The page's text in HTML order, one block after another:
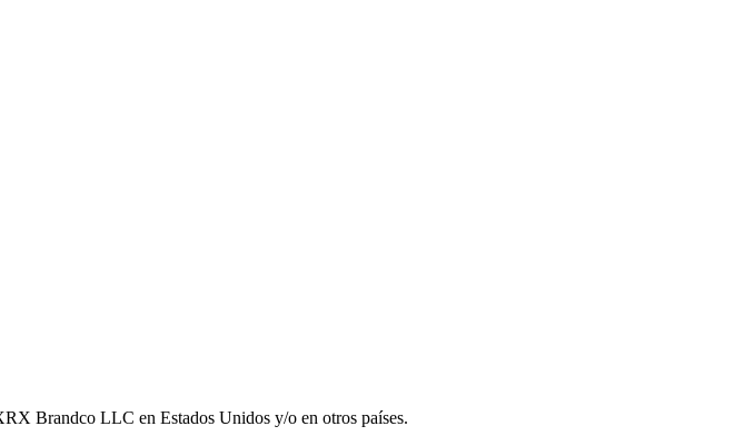
Brandco LLC en Estados Unidos y/o en otros países.